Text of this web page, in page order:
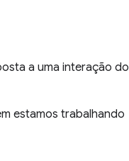
a uma interação do
estamos trabalhando